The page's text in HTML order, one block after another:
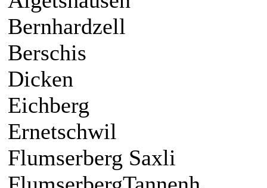
Bernhardzell
Berschis
Dicken
Eichberg
Ernetschwil
Flumserberg Saxli